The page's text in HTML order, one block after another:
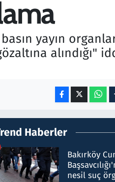
yayın
alındığı"
Haberler
Bakırköy
nesil suç